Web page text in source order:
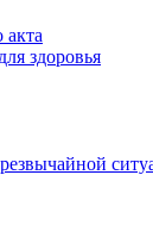
здоровья